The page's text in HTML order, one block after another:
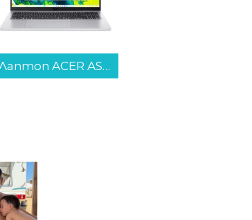
Съдомиялна машина за вграждане Bosch SMV4EVX09E. , 14 комплекта, 600 Ш, мм, B...